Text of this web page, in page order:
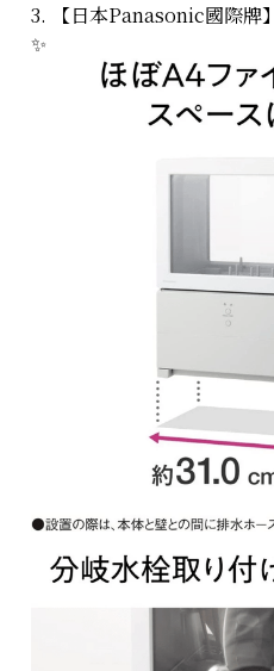
3. 【日本Panasonic國際牌
✨